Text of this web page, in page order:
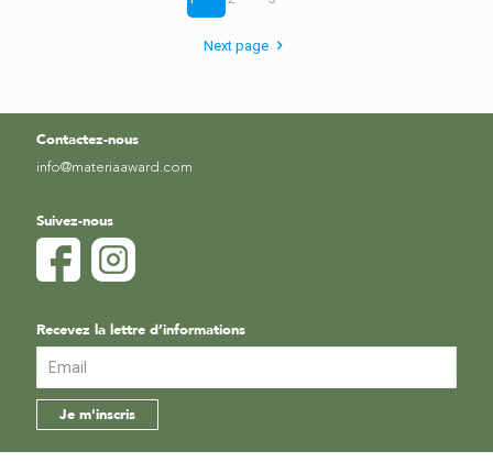
Next page
Contactez-nous
info@materiaaward.com
Suivez-nous
Recevez la lettre d’informations